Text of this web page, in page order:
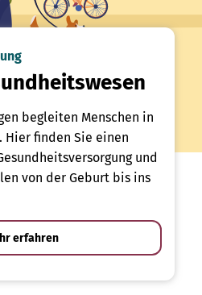
begleiten Menschen in
Hier finden Sie einen
und
von der Geburt bis ins
erfahren